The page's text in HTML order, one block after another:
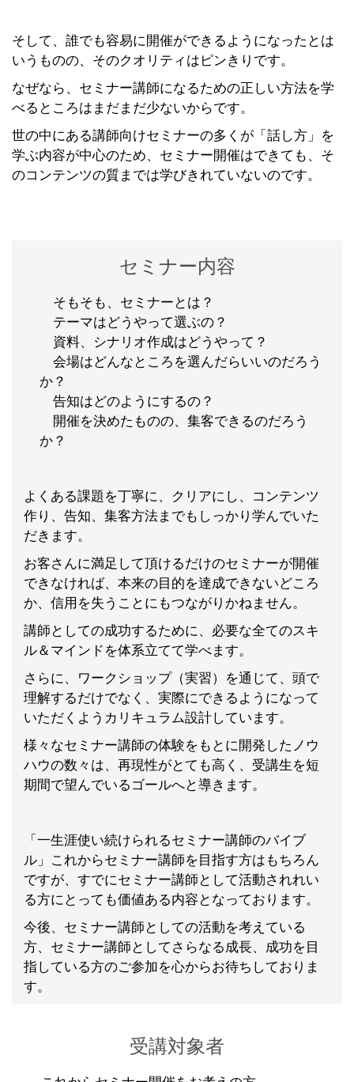
そして、誰でも容易に開催ができるようになったとは
いうものの、そのクオリティはピンきりです。
なぜなら、セミナー講師になるための正しい方法を学
べるところはまだまだ少ないからです。
世の中にある講師向けセミナーの多くが「話し方」を
学ぶ内容が中心のため、セミナー開催はできても、そ
のコンテンツの質までは学びきれていないのです。
セミナー内容
そもそも、セミナーとは？
テーマはどうやって選ぶの？
資料、シナリオ作成はどうやって？
会場はどんなところを選んだらいいのだろう
か？
告知はどのようにするの？
開催を決めたものの、集客できるのだろう
か？
よくある課題を丁寧に、クリアにし、コンテンツ
作り、告知、集客方法までもしっかり学んでいた
だきます。
お客さんに満足して頂けるだけのセミナーが開催
できなければ、本来の目的を達成できないどころ
か、信用を失うことにもつながりかねません。
講師としての成功するために、必要な全てのスキ
ル＆マインドを体系立てて学べます。
さらに、ワークショップ（実習）を通じて、頭で
理解するだけでなく、実際にできるようになって
いただくようカリキュラム設計しています。
様々なセミナー講師の体験をもとに開発したノウ
ハウの数々は、再現性がとても高く、受講生を短
期間で望んでいるゴールへと導きます。
「一生涯使い続けられるセミナー講師のバイブ
ル」これからセミナー講師を目指す方はもちろん
ですが、すでにセミナー講師として活動されれい
る方にとっても価値ある内容となっております。
今後、セミナー講師としての活動を考えている
方、セミナー講師としてさらなる成長、成功を目
指している方のご参加を心からお待ちしておりま
す。
受講対象者